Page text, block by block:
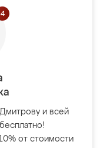
и всей
от стоимости